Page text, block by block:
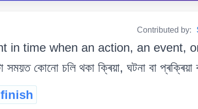
Contributed by:
in time when an action, an event,
কোনো চলি থকা ক্ৰিয়া, ঘটনা বা প্ৰক্ৰিয়া
finish